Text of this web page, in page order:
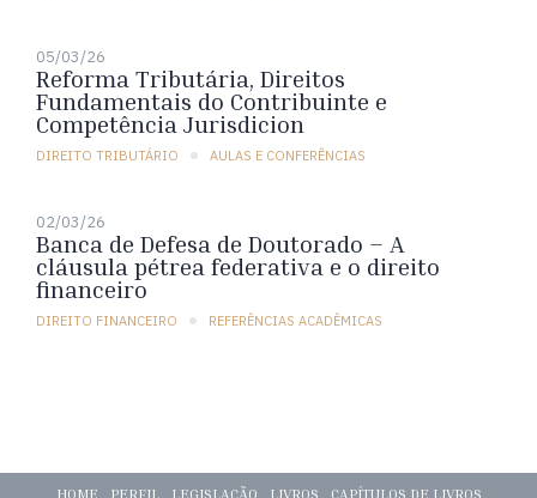
05/03/26
Reforma Tributária, Direitos
Fundamentais do Contribuinte e
Competência Jurisdicion
DIREITO TRIBUTÁRIO AULAS E CONFERÊNCIAS
02/03/26
Banca de Defesa de Doutorado – A
cláusula pétrea federativa e o direito
financeiro
DIREITO FINANCEIRO REFERÊNCIAS ACADÊMICAS
HOME PERFIL LEGISLAÇÃO LIVROS CAPÍTULOS DE LIVROS